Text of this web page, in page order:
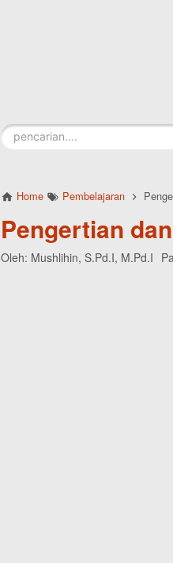
Home Pembelajaran
Pengertian
Oleh: Mushlihin, S.Pd.I, M.Pd.I